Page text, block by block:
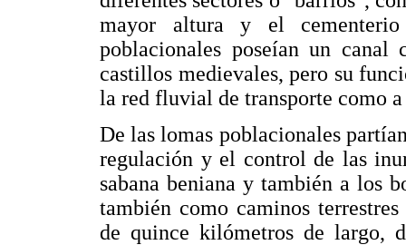
mayor altura y el
poblacionales poseían un
castillos medievales, pero su
la red fluvial de transporte como
De las lomas poblacionales
regulación y el control de las
sabana beniana y también a los
también como caminos
de quince kilómetros de largo,